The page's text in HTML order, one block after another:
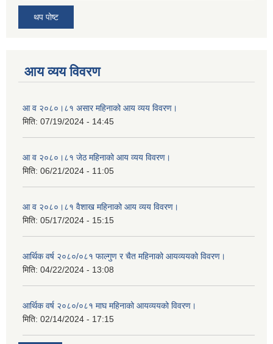
थप पोष्ट
आय व्यय विवरण
आ व २०८०।८१ असार महिनाको आय व्यय विवरण।
मिति: 07/19/2024 - 14:45
आ व २०८०।८१ जेठ महिनाको आय व्यय विवरण।
मिति: 06/21/2024 - 11:05
आ व २०८०।८१ वैशाख महिनाको आय व्यय विवरण।
मिति: 05/17/2024 - 15:15
आर्थिक वर्ष २०८०/०८१ फाल्गुण र चैत महिनाको आयव्ययको विवरण।
मिति: 04/22/2024 - 13:08
आर्थिक वर्ष २०८०/०८१ माघ महिनाको आयव्ययको विवरण।
मिति: 02/14/2024 - 17:15